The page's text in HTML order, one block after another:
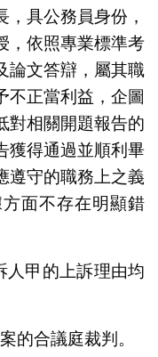
，具公務員身份，
，依照專業標準考
論文答辯，屬其職
不正當利益，企圖
對相關開題報告的
獲得通過並順利畢
遵守的職務上之義
面不存在明顯錯
人甲的上訴理由均
的合議庭裁判。